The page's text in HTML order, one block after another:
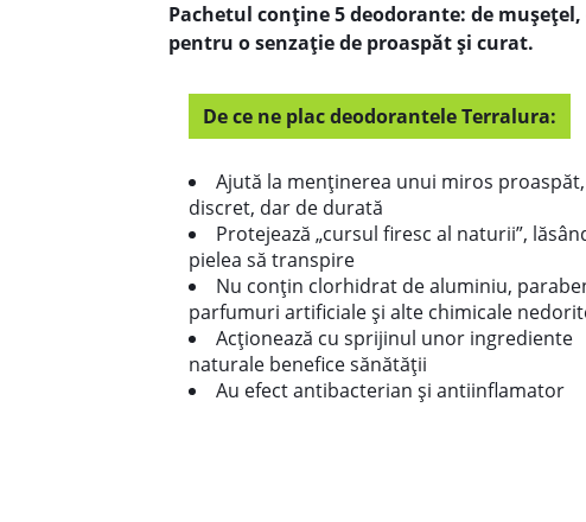
Pachetul conține 5 deodorante: de
pentru o senzație de proaspăt și curat.
De ce ne plac deodorantele Terralura:
Ajută la menținerea unui miros proaspăt,
discret, dar de durată
Protejează „cursul firesc al naturii”,
pielea să transpire
Nu conțin clorhidrat de aluminiu,
parfumuri artificiale și alte chimicale
Acționează cu sprijinul unor ingrediente
naturale benefice sănătății
Au efect antibacterian și antiinflamator